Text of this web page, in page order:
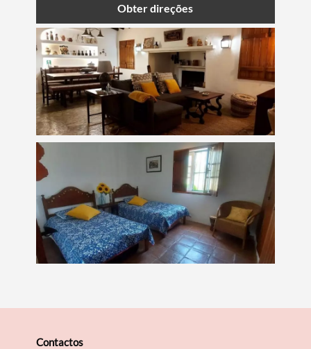
Termo de Pesquisa
Categorias gerais
Filtros
Obter direções
Contactos